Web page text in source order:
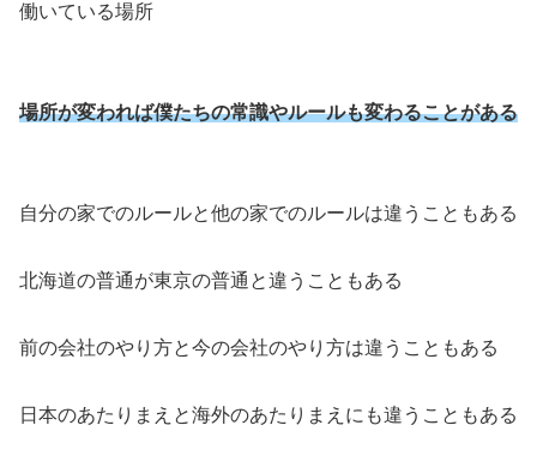
働いている場所
場所が変われば僕たちの常識やルールも変わることがある
自分の家でのルールと他の家でのルールは違うこともある
北海道の普通が東京の普通と違うこともある
前の会社のやり方と今の会社のやり方は違うこともある
日本のあたりまえと海外のあたりまえにも違うこともある